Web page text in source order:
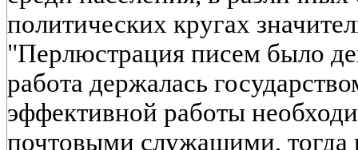
политических кругах
"Перлюстрация писем было
работа держалась
эффективной работы
почтовыми служащими, тогда